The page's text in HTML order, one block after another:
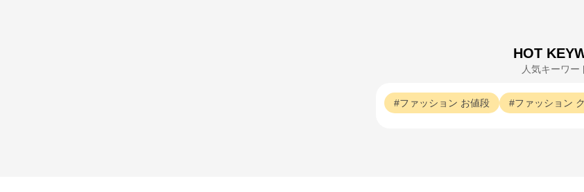
HOT
人気キーワー
ファッション お値段 ファッション